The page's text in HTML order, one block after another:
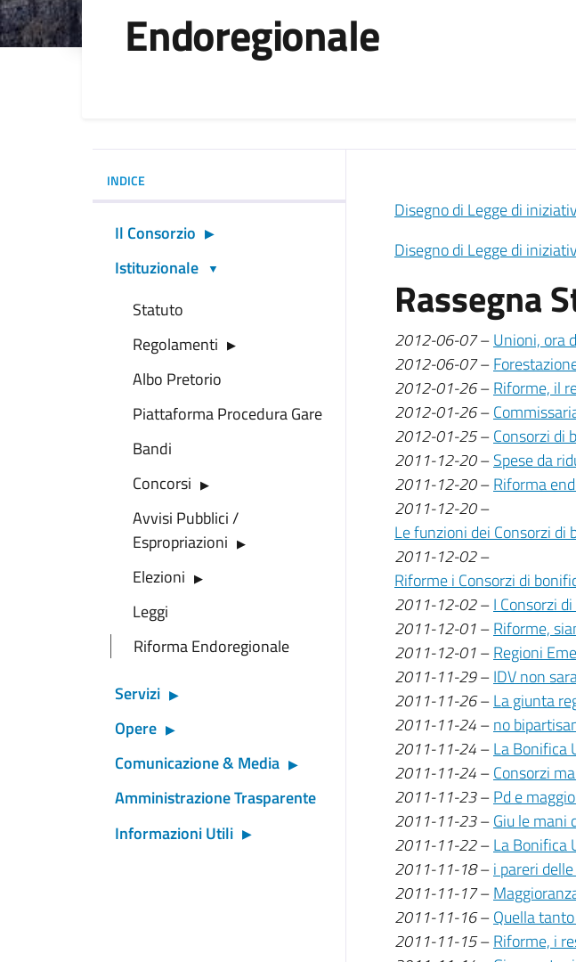
Endoregionale
INDICE
Il Consorzio
Istituzionale
Statuto
Regolamenti
Albo Pretorio
Piattaforma Procedura Gare
Bandi
Concorsi
Avvisi Pubblici /
Espropriazioni
Elezioni
Leggi
Riforma Endoregionale
Servizi
Opere
Comunicazione & Media
Amministrazione Trasparente
Informazioni Utili
Disegno di Legge di
Disegno di Legge di
Rassegna
2012-06-07–Unioni, ora
2012-06-07–
2012-01-26–Riforme, il
2012-01-26–
2012-01-25–Consorzi di
2011-12-20–Spese da
2011-12-20–Riforma
2011-12-20–
Le funzioni dei Consorzi
2011-12-02–
Riforme i Consorzi di
2011-12-02–I Consorzi
2011-12-01–Riforme,
2011-12-01–Regioni
2011-11-29–IDV non
2011-11-26–La giunta
2011-11-24–no
2011-11-24–La Bonifica
2011-11-24–Consorzi
2011-11-23–Pd e
2011-11-23–Giu le mani
2011-11-22–La Bonifica
2011-11-18–i pareri
2011-11-17–
2011-11-16–Quella
2011-11-15–Riforme, i